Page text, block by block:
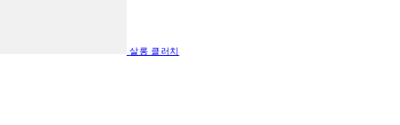
살롱 클러치